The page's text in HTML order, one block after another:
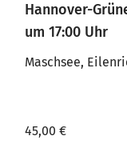
Hannover-
um 17:00 Uhr
Maschsee,
45,00 €